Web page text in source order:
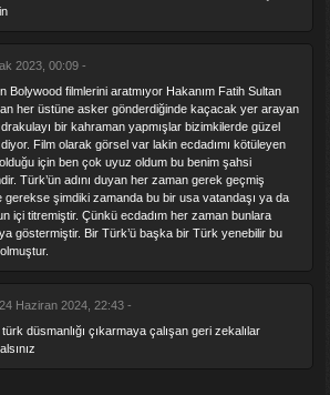
2023, 00:09 -
Bolywood filmlerini aratmıyor Hakanım Fatih Sultan
her üstüne asker gönderdiğinde kaçacak yer arayan
bir kahraman yapmışlar bizimkilerde güzel
Film olarak görsel var lakin ecdadımı kötüleyen
için ben çok uyuz oldum bu benim şahsi
Türk’ün adını duyan her zaman gerek geçmiş
gerekse şimdiki zamanda bu bir usa vatandaşı ya da
içi titremiştir. Çünkü ecdadım her zaman bunlara
göstermiştir. Bir Türk’ü başka bir Türk yenebilir bu
24 Haziran 2024, 22:43 -
düsmanlığı çıkarmaya çalışan geri zekalılar